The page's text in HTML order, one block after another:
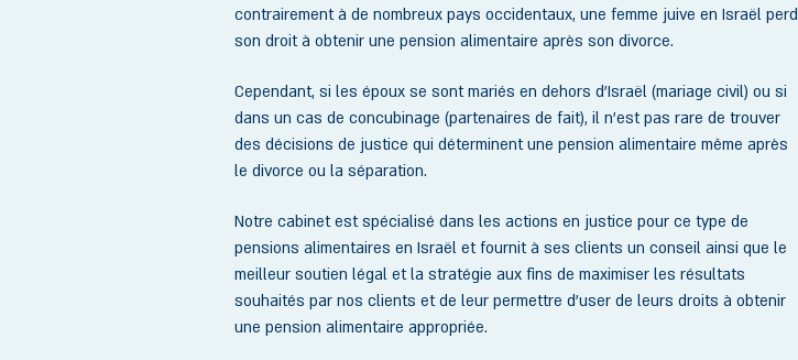
contrairement à de nombreux pays occidentaux, une femme juive en Israël perd
son droit à obtenir une pension alimentaire après son divorce.
Cependant, si les époux se sont mariés en dehors d’Israël (mariage civil) ou si
dans un cas de concubinage (partenaires de fait), il n’est pas rare de trouver
des décisions de justice qui déterminent une pension alimentaire même après
le divorce ou la séparation.
Notre cabinet est spécialisé dans les actions en justice pour ce type de
pensions alimentaires en Israël et fournit à ses clients un conseil ainsi que le
meilleur soutien légal et la stratégie aux fins de maximiser les résultats
souhaités par nos clients et de leur permettre d’user de leurs droits à obtenir
une pension alimentaire appropriée.